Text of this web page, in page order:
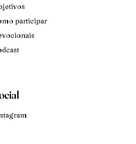
participar